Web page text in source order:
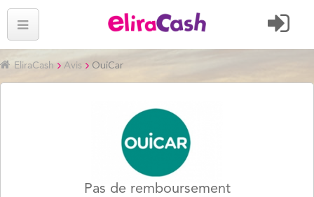
EliraCash Avis OuiCar
Pas de remboursement